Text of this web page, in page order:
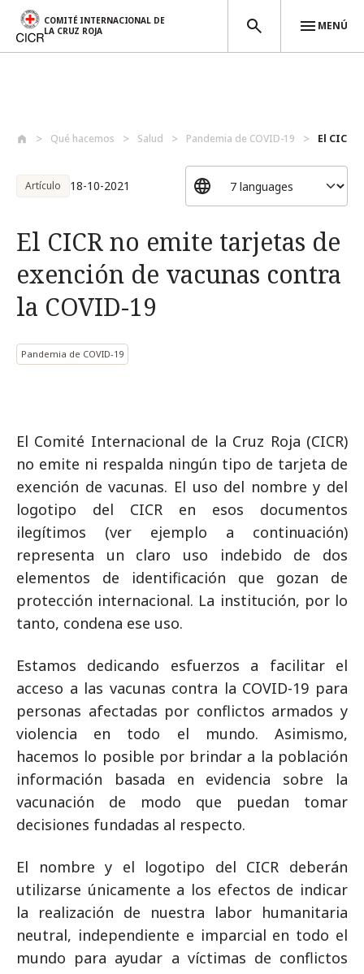
COMITÉ INTERNACIONAL DE
LA CRUZ ROJA
MENÚ
Qué hacemos Salud Pandemia de COVID-19 El CICR
Artículo 18-10-2021
El CICR no emite tarjetas de
exención de vacunas contra
la COVID-19
Pandemia de COVID-19
El Comité Internacional de la Cruz Roja (CICR)
no emite ni respalda ningún tipo de tarjeta de
exención de vacunas. El uso del nombre y del
logotipo del CICR en esos documentos
ilegítimos (ver ejemplo a continuación)
representa un claro uso indebido de dos
elementos de identificación que gozan de
protección internacional. La institución, por lo
tanto, condena ese uso.
Estamos dedicando esfuerzos a facilitar el
acceso a las vacunas contra la COVID-19 para
personas afectadas por conflictos armados y
violencia en todo el mundo. Asimismo,
hacemos lo posible por brindar a la población
información basada en evidencia sobre la
vacunación de modo que puedan tomar
decisiones fundadas al respecto.
El nombre y el logotipo del CICR deberán
utilizarse únicamente a los efectos de indicar
la realización de nuestra labor humanitaria
neutral, independiente e imparcial en todo el
mundo para ayudar a víctimas de conflictos